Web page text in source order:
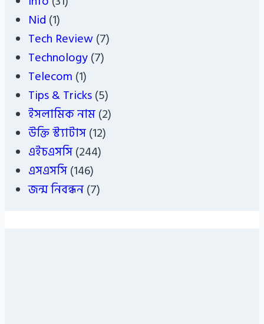
Nid (1)
Tech Review(7)
Technology(7)
Telecom (1)
Tips & Tricks(5)
ইসলামিক নাম(2)
উক্তি স্ট্যাটাস(12)
এইচএসসি(244)
এসএসসি(146)
জন্ম নিবন্ধন(7)